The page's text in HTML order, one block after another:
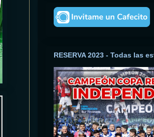
RESERVA 2023 - Todas las